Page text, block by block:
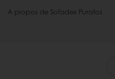
A propos de Sofadex Puratos